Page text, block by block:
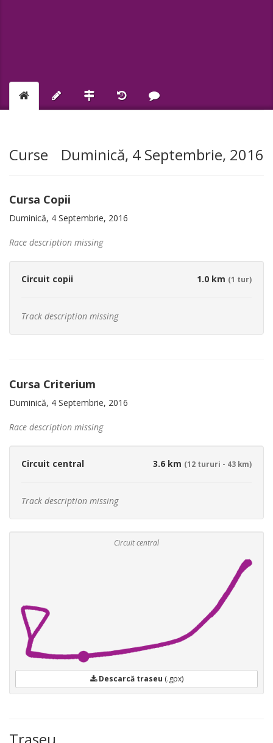
Curse Duminică, 4 Septembrie, 2016
Cursa Copii
Duminică, 4 Septembrie, 2016
Race description missing
Circuit copii 1.0 km (1 tur)
Track description missing
Cursa Criterium
Duminică, 4 Septembrie, 2016
Race description missing
Circuit central 3.6 km (12 tururi - 43 km)
Track description missing
Circuit central
Descarcă traseu (.gpx)